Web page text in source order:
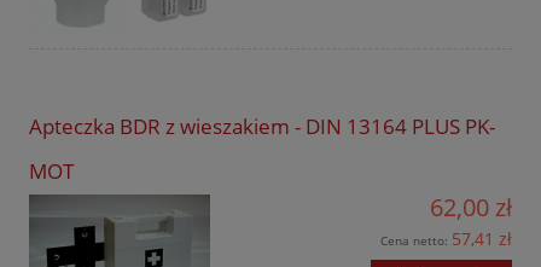
Apteczka BDR z wieszakiem - DIN 13164 PLUS PK-
MOT
62,00 zł
Cena netto: 57,41 zł